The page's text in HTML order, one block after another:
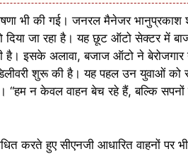
भी की गई। जनरल मैनेजर भानुप्रकाश
जा रहा है। यह छूट ऑटो सेक्टर में
इसके अलावा, बजाज ऑटो ने बेरोजगार
शुरू की है। यह पहल उन युवाओं को
“हम न केवल वाहन बेच रहे हैं, बल्कि
करते हुए सीएनजी आधारित वाहनों पर